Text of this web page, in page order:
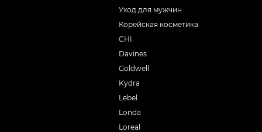
Уход для мужчин
Корейская косметика
CHI
Davines
Goldwell
Kydra
Lebel
Londa
Loreal